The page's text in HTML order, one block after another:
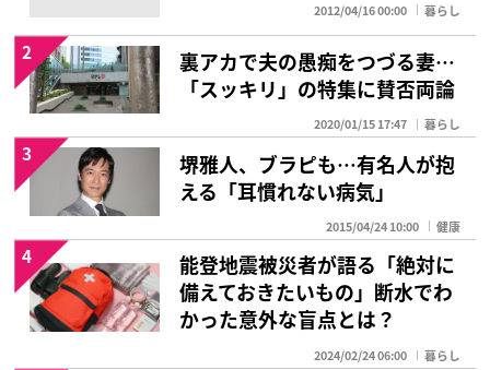
2012/04/16 00:00 暮らし
裏アカで夫の愚痴をつづる妻…
「スッキリ」の特集に賛否両論
2020/01/15 17:47 暮らし
2
堺雅人、ブラピも…有名人が抱
える「耳慣れない病気」
2015/04/24 10:00 健康
3
能登地震被災者が語る「絶対に
備えておきたいもの」断水でわ
かった意外な盲点とは？
2024/02/24 06:00 暮らし
4